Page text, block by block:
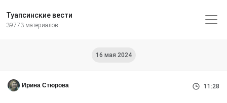
Туапсинские вести
39773 материалов
16 мая 2024
Ирина Стюрова 11:28